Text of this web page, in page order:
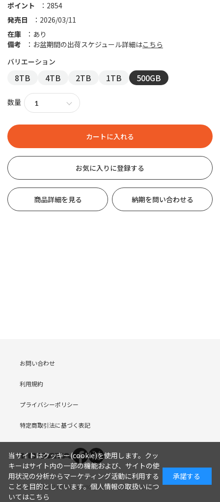
発売日 2026/03/11
ポイント 2854
在庫
あり
備考
お盆期間の出荷スケジュール詳細はこちら
8TB 4TB 2TB 1TB 500GB
数量
お気に入りに登録する
商品詳細を見る 納期を問い合わせる
お問い合わせ
利用規約
プライバシーポリシー
特定商取引法に基づく表記
COPYRIGHT (C) I-O DATA DEVICE, INC. Since 2005.9.19
当サイトはクッキー(cookie)を使用します。クッ
キーはサイト内の一部の機能および、サイトの使
用状況の分析からマーケティング活動に利用する
ことを目的としています。個人情報の取扱いにつ
いてはこちら
承諾する